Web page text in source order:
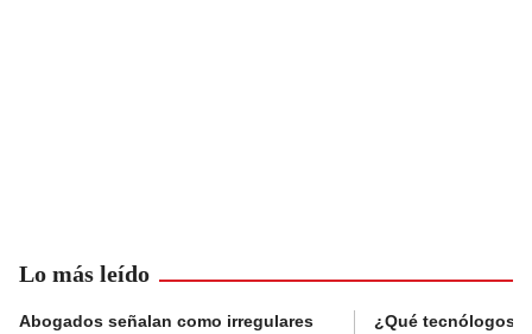
Lo más leído
Abogados señalan como irregulares
¿Qué tecnólogos